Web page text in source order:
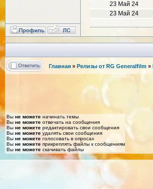
23 Май 24
23 Май 24
Главная » Релизы от RG Generalfilm »
Вы не можете начинать темы
Вы не можете отвечать на сообщения
Вы не можете редактировать свои сообщения
Вы не можете удалять свои сообщения
Вы не можете голосовать в опросах
Вы не можете прикреплять файлы к сообщениям
Вы не можете скачивать файлы